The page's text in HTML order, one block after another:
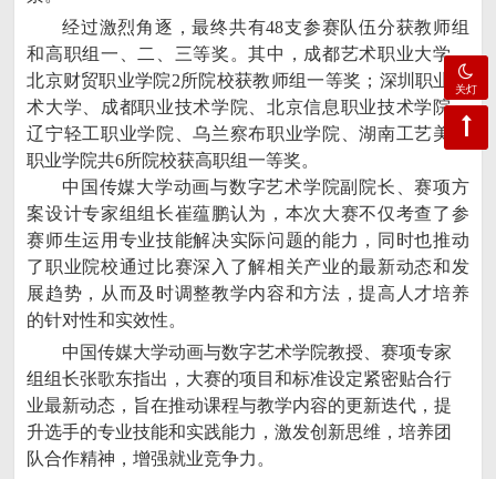
经过激烈角逐，最终共有48支参赛队伍分获教师组
和高职组一、二、三等奖。其中，成都艺术职业大学、
北京财贸职业学院2所院校获教师组一等奖；深圳职业技
术大学、成都职业技术学院、北京信息职业技术学院、
辽宁轻工职业学院、乌兰察布职业学院、湖南工艺美术
职业学院共6所院校获高职组一等奖。
中国传媒大学动画与数字艺术学院副院长、赛项方
案设计专家组组长崔蕴鹏认为，本次大赛不仅考查了参
赛师生运用专业技能解决实际问题的能力，同时也推动
了职业院校通过比赛深入了解相关产业的最新动态和发
展趋势，从而及时调整教学内容和方法，提高人才培养
的针对性和实效性。
中国传媒大学动画与数字艺术学院教授、赛项专家
组组长张歌东指出，大赛的项目和标准设定紧密贴合行
业最新动态，旨在推动课程与教学内容的更新迭代，提
升选手的专业技能和实践能力，激发创新思维，培养团
队合作精神，增强就业竞争力。
关灯